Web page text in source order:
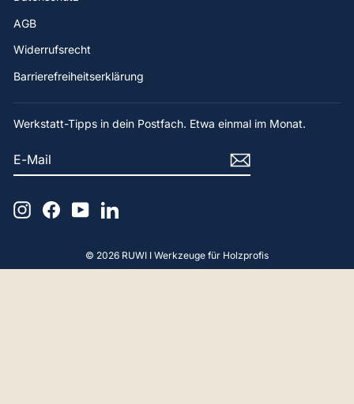
AGB
Widerrufsrecht
Barrierefreiheitserklärung
Werkstatt-Tipps in dein Postfach. Etwa einmal im Monat.
E-
MAIL
ABONNIEREN
InstagramFacebook
YouTubeLinkedIn
© 2026 RUWI I Werkzeuge für Holzprofis
Verifizierter Kunde
Hallo, Beratung und Produkt Perfekt. Vielen